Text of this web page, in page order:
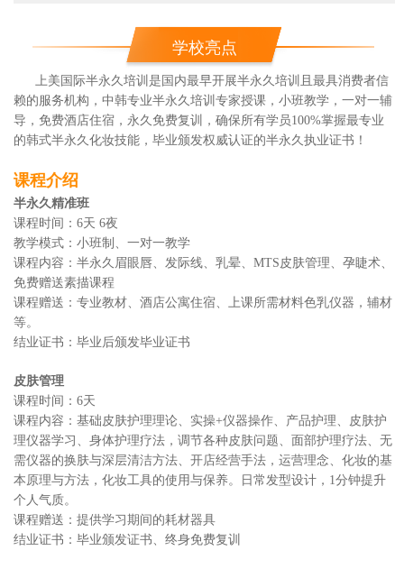
学校亮点
上美国际半永久培训是国内最早开展半永久培训且最具消费者信
赖的服务机构，中韩专业半永久培训专家授课，小班教学，一对一辅
导，免费酒店住宿，永久免费复训，确保所有学员100%掌握最专业
的韩式半永久化妆技能，毕业颁发权威认证的半永久执业证书！
课程介绍
半永久精准班
课程时间：6天 6夜
教学模式：小班制、一对一教学
课程内容：半永久眉眼唇、发际线、乳晕、MTS皮肤管理、孕睫术、
免费赠送素描课程
课程赠送：专业教材、酒店公寓住宿、上课所需材料色乳仪器，辅材
等。
结业证书：毕业后颁发毕业证书
皮肤管理
课程时间：6天
课程内容：基础皮肤护理理论、实操+仪器操作、产品护理、皮肤护
理仪器学习、身体护理疗法，调节各种皮肤问题、面部护理疗法、无
需仪器的换肤与深层清洁方法、开店经营手法，运营理念、化妆的基
本原理与方法，化妆工具的使用与保养。日常发型设计，1分钟提升
个人气质。
课程赠送：提供学习期间的耗材器具
结业证书：毕业颁发证书、终身免费复训